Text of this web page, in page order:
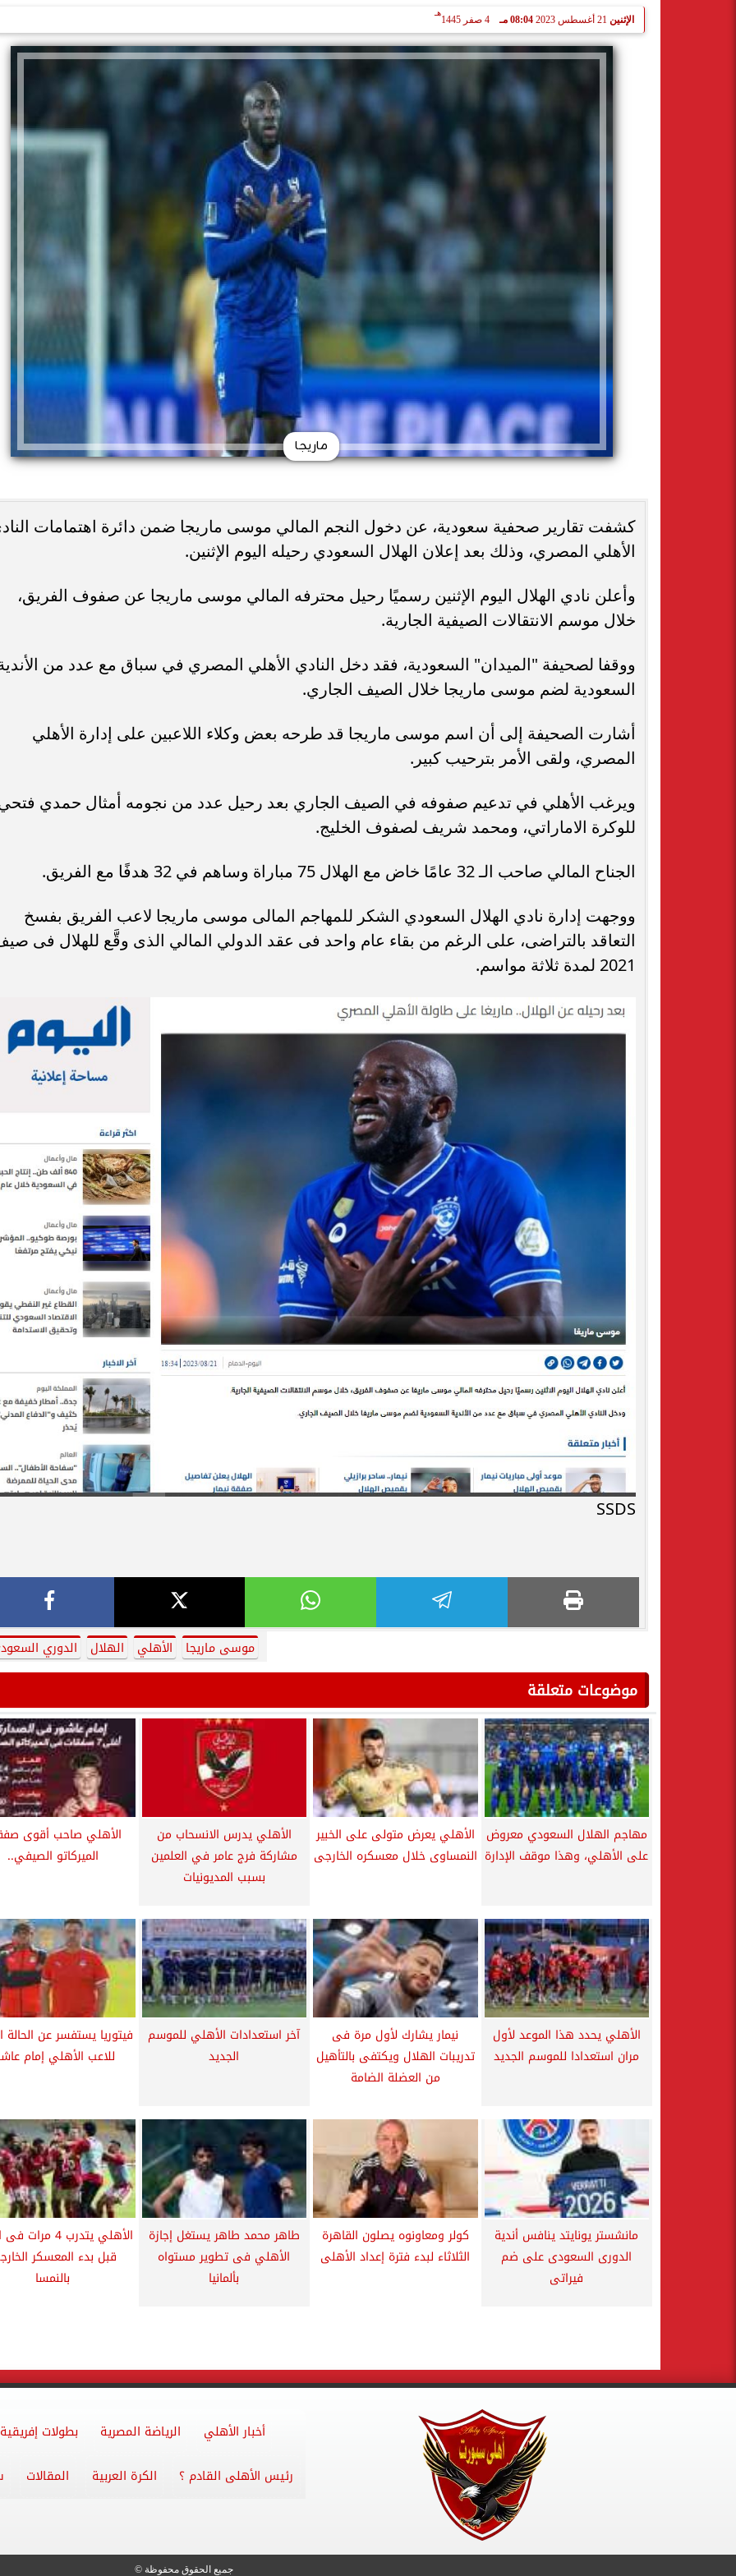
الإثنين 08:04 مـ 4 صفر 1445
هـ
ماريجا
كشفت تقارير صحفية سعودية، عن دخول النجم المالي موسى ماريجا ضمن دائرة اهتمامات
الأهلي المصري، وذلك بعد إعلان الهلال السعودي رحيله اليوم الإثنين.
وأعلن نادي الهلال اليوم الإثنين رسميًا رحيل محترفه المالي موسى ماريجا عن صفوف الفريق،
خلال موسم الانتقالات الصيفية الجارية.
ووقفا لصحيفة "الميدان" السعودية، فقد دخل النادي الأهلي المصري في سباق مع عدد من
السعودية لضم موسى ماريجا خلال الصيف الجاري.
أشارت الصحيفة إلى أن اسم موسى ماريجا قد طرحه بعض وكلاء اللاعبين على إدارة الأهلي
المصري، ولقى الأمر بترحيب كبير.
ويرغب الأهلي في تدعيم صفوفه في الصيف الجاري بعد رحيل عدد من نجومه أمثال حمدي
للوكرة الاماراتي، ومحمد شريف لصفوف الخليج.
الجناح المالي صاحب الـ 32 عامًا خاض مع الهلال 75 مباراة وساهم في 32 هدفًا مع الفريق.
ووجهت إدارة نادي الهلال السعودي الشكر للمهاجم المالى موسى ماريجا لاعب الفريق بفسخ
التعاقد بالتراضى، على الرغم من بقاء عام واحد فى عقد الدولي المالي الذى وقَّع للهلال فى
2021 لمدة ثلاثة مواسم.
SSDS
موسى ماريجا الأهلي الهلال الدوري
موضوعات متعلقة
مهاجم الهلال السعودي معروض
على الأهلي، وهذا موقف الإدارة
الأهلي يعرض متولى على الخبير
النمساوى خلال معسكره الخارجى
الأهلي يدرس الانسحاب من
مشاركة فرج عامر في العلمين
بسبب المديونيات
الأهلي صاحب أقوى
الميركاتو الصيفي..
الأهلي يحدد هذا الموعد لأول
مران استعدادا للموسم الجديد
نيمار يشارك لأول مرة فى
تدريبات الهلال ويكتفى بالتأهيل
من العضلة الضامة
آخر استعدادات الأهلي للموسم
الجديد
فيتوريا يستفسر عن الحالة
للاعب الأهلي إمام
مانشستر يونايتد ينافس أندية
الدورى السعودى على ضم
فيراتى
كولر ومعاونوه يصلون القاهرة
الثلاثاء لبدء فترة إعداد الأهلى
طاهر محمد طاهر يستغل إجازة
الأهلي فى تطوير مستواه
بألمانيا
الأهلي يتدرب 4
قبل بدء المعسكر
بالنمسا
أخبار الأهلي الرياضة المصرية بطولات إفريقية
رئيس الأهلى القادم ؟ الكرة العربية المقالات
جميع الحقوق محفوظة ©